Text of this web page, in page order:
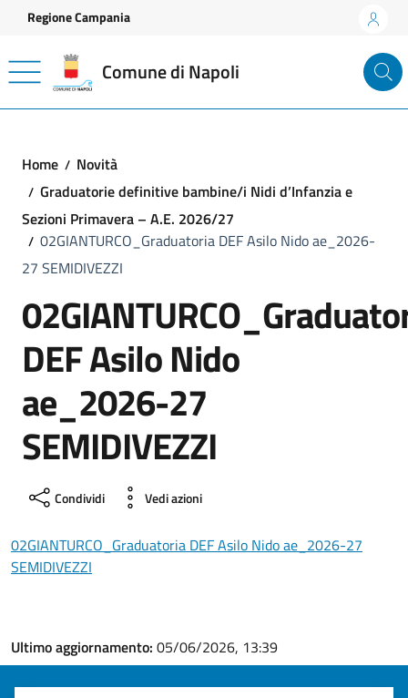
Vai ai contenuti
Vai al footer
Regione Campania
Comune di Napoli
Home
Novità
Graduatorie definitive bambine/i Nidi d’Infanzia e
Sezioni Primavera – A.E. 2026/27
02GIANTURCO_Graduatoria DEF Asilo Nido ae_2026-
27 SEMIDIVEZZI
DEF Asilo Nido
ae_2026-27
SEMIDIVEZZI
Condividi Vedi azioni
02GIANTURCO_Graduatoria DEF Asilo Nido ae_2026-27
SEMIDIVEZZI
Ultimo aggiornamento: 05/06/2026, 13:39